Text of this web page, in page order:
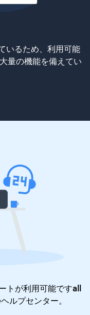
いるため、利用可能
量の機能を備えてい
が利用可能ですall
ヘルプセンター。